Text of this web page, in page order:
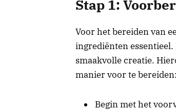
Stap 1:
Voor het bereiden van
ingrediënten essentieel.
smaakvolle creatie.
manier voor te bereiden:
Begin met het